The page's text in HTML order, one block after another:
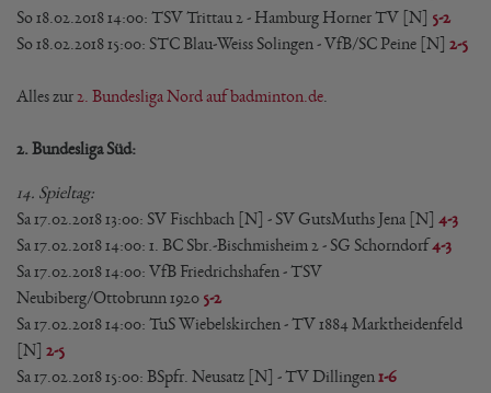
So 18.02.2018 14:00: TSV Trittau 2 - Hamburg Horner TV [N] 5-2
So 18.02.2018 15:00: STC Blau-Weiss Solingen - VfB/SC Peine [N] 2-5
Alles zur 2. Bundesliga Nord auf badminton.de
2. Bundesliga Süd:
14. Spieltag:
Sa 17.02.2018 13:00: SV Fischbach [N] - SV GutsMuths Jena [N] 4-3
Sa 17.02.2018 14:00: 1. BC Sbr.-Bischmisheim 2 - SG Schorndorf4-3
Sa 17.02.2018 14:00: VfB Friedrichshafen - TSV
Neubiberg/Ottobrunn 1920 5-2
Sa 17.02.2018 14:00: TuS Wiebelskirchen - TV 1884 Marktheidenfeld
[N] 2-5
Sa 17.02.2018 15:00: BSpfr. Neusatz [N] - TV Dillingen 1-6